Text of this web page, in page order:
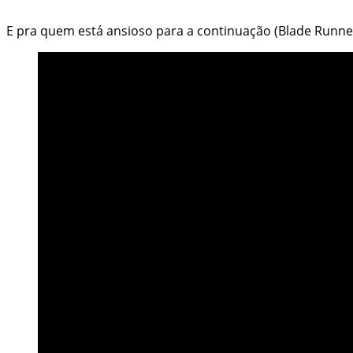
E pra quem está ansioso para a continuação (Blade